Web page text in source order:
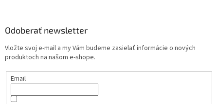
Odoberať newsletter
Vložte svoj e-mail a my Vám budeme zasielať informácie o nových
produktoch na našom e-shope.
Email